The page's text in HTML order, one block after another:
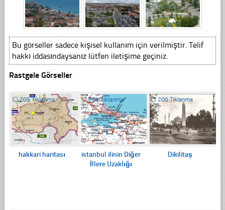
Bu görseller sadece kişisel kullanım için verilmiştir. Telif
hakkı iddasındaysanız lütfen iletişime geçiniz.
Rastgele Görseller
☐205 Tıklanma
hakkari haritası
☐924 Tıklanma
istanbul ilinin Diğer
İllere Uzaklığı
☐200 Tıklanma
Dikilitaş